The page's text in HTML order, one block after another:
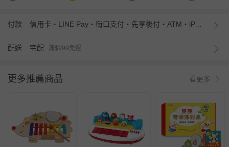
付款 信用卡・LINE Pay・街口支付・先享後付・ATM・iPASS MONEY
配送 宅配 滿$999免運
更多推薦商品 看更多